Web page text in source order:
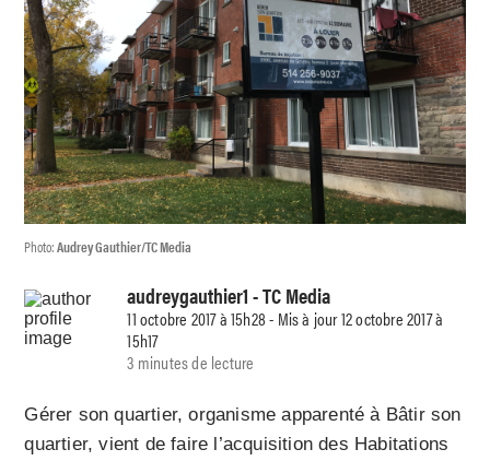
Photo:Audrey Gauthier/TC Media
audreygauthier1- TC Media
11 octobre 2017 à 15h28 - Mis à jour 12 octobre 2017 à
15h17
3 minutes de lecture
Gérer son quartier, organisme apparenté à Bâtir son
quartier, vient de faire l’acquisition des Habitations